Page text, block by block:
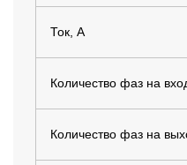
Ток, А
Количество фаз на
Количество фаз на